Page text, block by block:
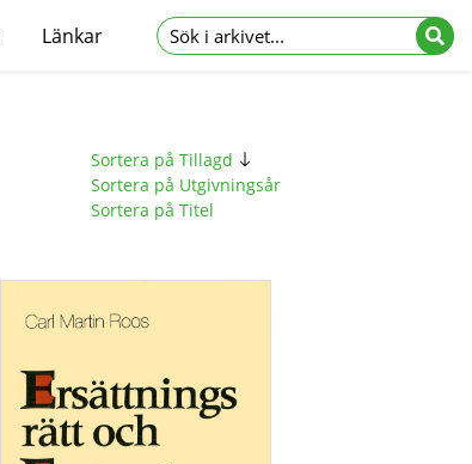
Länkar
Sortera på Tillagd
Sortera på Utgivningsår
Sortera på Titel